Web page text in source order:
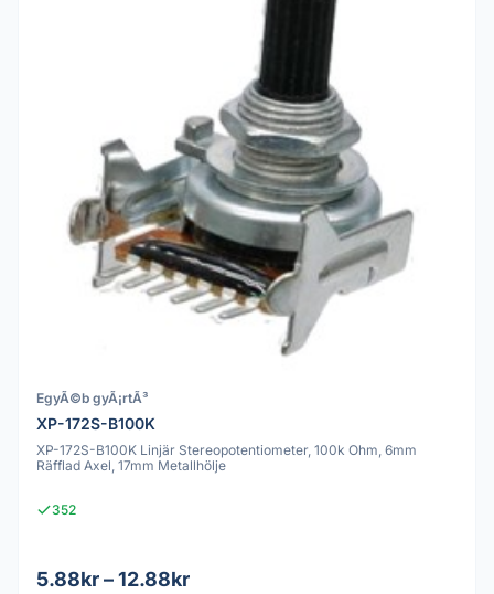
EgyÃ©b gyÃ¡rtÃ³
XP-172S-B100K
XP-172S-B100K Linjär Stereopotentiometer, 100k Ohm, 6mm
Räfflad Axel, 17mm Metallhölje
352
5.88kr – 12.88kr